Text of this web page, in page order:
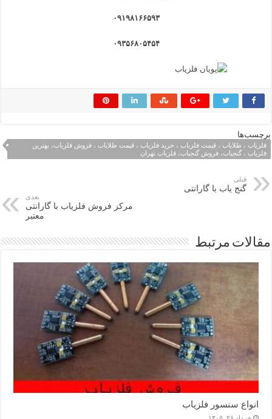
۰۹۱۹۸۱۶۶۵۹۳
۰۹۳۵۶۸۰۵۴۵۴
برچسب‌ها
فلزیاب ، طلایاب ، قیمت فلزیاب ، خرید فلزیاب ، قیمت طلایاب ، فروش فلزیاب، بهترین
فلزیاب ، گنجیاب، فروش گنجیاب، فلزیاب تهران
قبلی
گنج یاب با گارانتی
بعدی
مرکز فروش فلزیاب با گارانتی
معتبر
مقالات مرتبط
انواع سنسور فلزیاب